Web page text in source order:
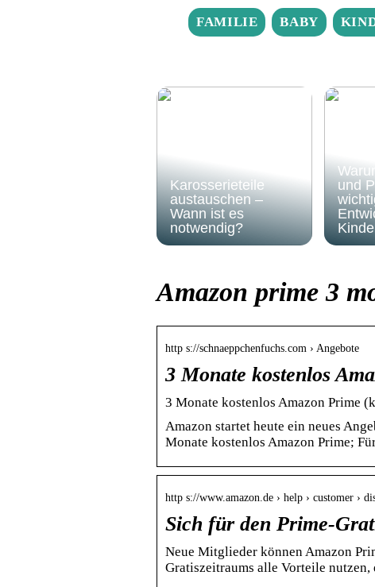
FAMILIE BABY
Karosserieteile
austauschen –
Wann ist es
notwendig?
und
Amazon prime 3
http s://schnaeppchenfuchs.com › Angebote
3 Monate kostenlos
3 Monate kostenlos Amazon Prime
Amazon startet heute ein neues
Monate kostenlos Amazon Prime;
http s://www.amazon.de › help › customer ›
Sich für den Prime-
Neue Mitglieder können Amazon
Gratiszeitraums alle Vorteile